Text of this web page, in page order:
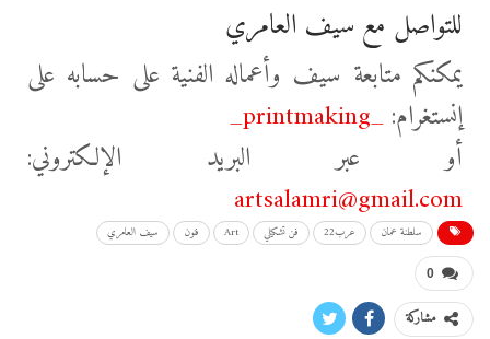
للتواصل مع سيف العامري
يمكنكم متابعة سيف وأعماله الفنية على حسابه على
إنستغرام:_printmaking_
أو عبر البريد الإلكتروني:
artsalamri@gmail.com
سلطنة عمان عرب22 فن تشكيلي Art فنون سيف العامري
0
مشاركة